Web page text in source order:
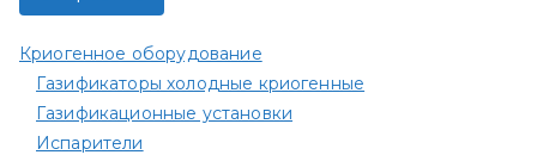
Криогенное оборудование
Газификаторы холодные криогенные
Газификационные установки
Испарители